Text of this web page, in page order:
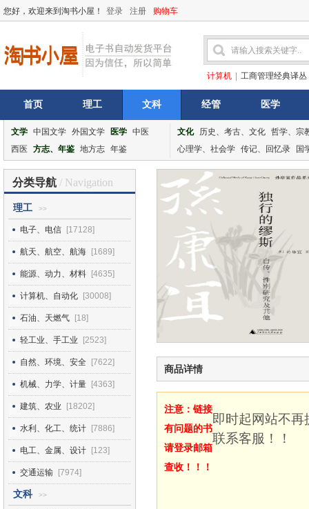
您好，欢迎来到淘书小屋！ 登录 注册 购物车
计算机 工商管理经典译丛
首页 理工 文科 经管 医学
文学 中国文学 外国文学 医学 中医
西医
方志、年鉴 地方志 年鉴
文化 历史、考古、文化 哲学、宗
心理学、社会学 传记、回忆录 国
分类导航 / Navigation
理工 >>
电子、电信 [17128]
航天、航空、航海 [1689]
能源、动力、材料 [4635]
计算机、自动化 [30008]
石油、天燃气 [18]
轻工业、手工业 [2523]
自然、环境、安全 [7622]
机械、力学、计量 [4363]
建筑、农业 [18202]
水利、化工、统计 [7886]
电工、金属、设计 [123]
交通运输 [7974]
文科 >>
商品详情
注意：链接
有问题的书
请登录邮箱
查收！！！
即时起网站不
联系客服！！